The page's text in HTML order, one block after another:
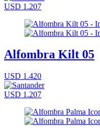
USD 1.207
Alfombra Kilt 05
USD 1.420
USD 1.207